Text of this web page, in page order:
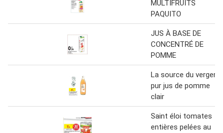
MULTIFRUITS
PAQUITO
JUS À BASE DE
CONCENTRÉ DE
POMME
La source du verger
pur jus de pomme
clair
Saint éloi tomates
entières pelées au